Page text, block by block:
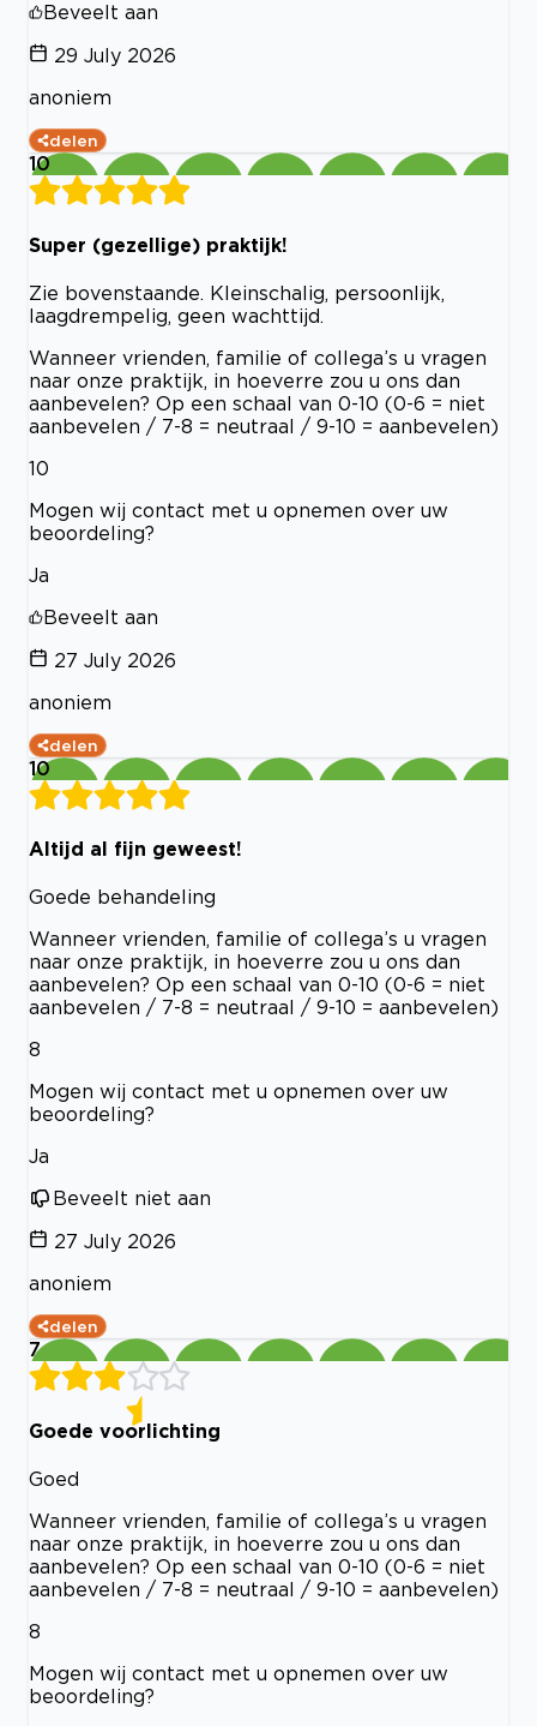
Beveelt aan
29 July 2026
anoniem
delen
10
Super (gezellige) praktijk!
Zie bovenstaande. Kleinschalig, persoonlijk,
laagdrempelig, geen wachttijd.
Wanneer vrienden, familie of collega’s u vragen
naar onze praktijk, in hoeverre zou u ons dan
aanbevelen? Op een schaal van 0-10 (0-6 = niet
aanbevelen / 7-8 = neutraal / 9-10 = aanbevelen)
10
Mogen wij contact met u opnemen over uw
beoordeling?
Ja
Beveelt aan
27 July 2026
anoniem
delen
10
Altijd al fijn geweest!
Goede behandeling
Wanneer vrienden, familie of collega’s u vragen
naar onze praktijk, in hoeverre zou u ons dan
aanbevelen? Op een schaal van 0-10 (0-6 = niet
aanbevelen / 7-8 = neutraal / 9-10 = aanbevelen)
8
Mogen wij contact met u opnemen over uw
beoordeling?
Ja
Beveelt niet aan
27 July 2026
anoniem
delen
7
Goede voorlichting
Goed
Wanneer vrienden, familie of collega’s u vragen
naar onze praktijk, in hoeverre zou u ons dan
aanbevelen? Op een schaal van 0-10 (0-6 = niet
aanbevelen / 7-8 = neutraal / 9-10 = aanbevelen)
8
Mogen wij contact met u opnemen over uw
beoordeling?